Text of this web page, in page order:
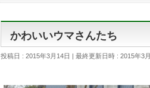
かわいいウマさんたち
投稿日 : 2015年3月14日 最終更新日時 : 2015年3